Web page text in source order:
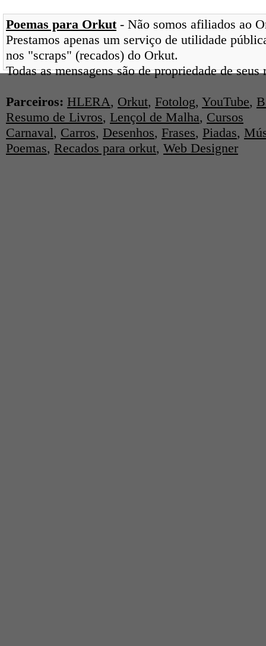
Poemas para Orkut- Não somos afiliados ao
Prestamos apenas um serviço de utilidade
nos "scraps" (recados) do Orkut.
Todas as mensagens são de propriedade de
Parceiros: HLERA, Orkut, Fotolog, YouTube,
Resumo de Livros, Lençol de Malha, Cursos
Carnaval, Carros, Desenhos, Frases, Piadas,
Poemas, Recados para orkut, Web Designer